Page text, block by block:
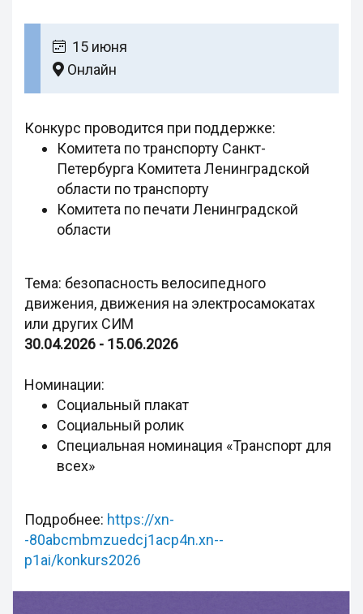
15 июня
Онлайн
Конкурс проводится при поддержке:
Комитета по транспорту Санкт-
Петербурга Комитета Ленинградской
области по транспорту
Комитета по печати Ленинградской
области
Тема: безопасность велосипедного
движения, движения на электросамокатах
или других СИМ
30.04.2026 - 15.06.2026
Номинации:
Социальный плакат
Социальный ролик
Специальная номинация «Транспорт для
всех»
Подробнее: https://xn-
-80abcmbmzuedcj1acp4n.xn--
p1ai/konkurs2026